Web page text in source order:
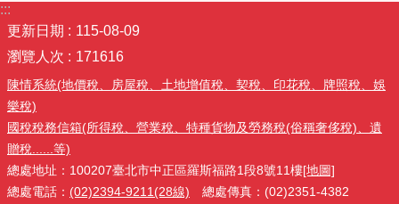
:::
更新日期
115-08-09
瀏覽人次
171616
陳情系統(地價稅、房屋稅、土地增值稅、契稅、印花稅、牌照稅、娛
樂稅)
國稅稅務信箱(所得稅、營業稅、特種貨物及勞務稅(俗稱奢侈稅)、遺
贈稅......等)
總處地址：100207臺北市中正區羅斯福路1段8號11樓[地圖]
總處電話： (02)2394-9211(28線) 總處傳真：(02)2351-4382